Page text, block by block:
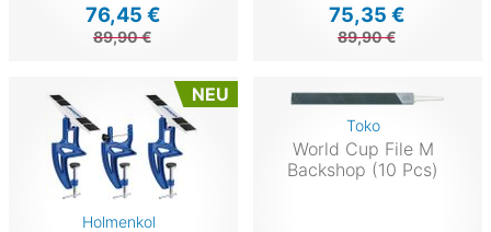
76,45 €
89,90 €
75,35 €
89,90 €
NEU
Holmenkol
Toko
World Cup File M
Backshop (10 Pcs)